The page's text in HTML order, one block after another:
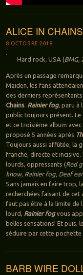
ALICE IN
8 OCTOBRE 2018
Hard rock, USA (BMG,
Après un passage
Maiden, les fans
des derniers
Chains. Rainier fog, paru à
public toujours présent.
et ce troisième album
proposé 5 années après
Toujours aussi affûtée, la
franche, directe et
lourds, oppressants (Red
know, Rainier fog, Deaf
Sans jamais en faire trop,
recherchées faisant de cet
faut pas être à la limite de
lourd, Rainier fogvous
belles sensations! Et puis,
séduire par cette
BARB WIRE